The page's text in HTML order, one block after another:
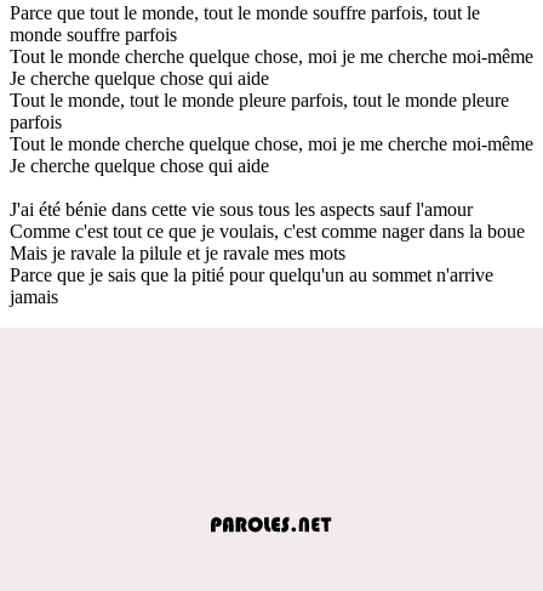
Parce que tout le monde, tout le monde souffre parfois, tout le
monde souffre parfois
Tout le monde cherche quelque chose, moi je me cherche moi-même
Je cherche quelque chose qui aide
Tout le monde, tout le monde pleure parfois, tout le monde pleure
parfois
Tout le monde cherche quelque chose, moi je me cherche moi-même
Je cherche quelque chose qui aide
J'ai été bénie dans cette vie sous tous les aspects sauf l'amour
Comme c'est tout ce que je voulais, c'est comme nager dans la boue
Mais je ravale la pilule et je ravale mes mots
Parce que je sais que la pitié pour quelqu'un au sommet n'arrive
jamais